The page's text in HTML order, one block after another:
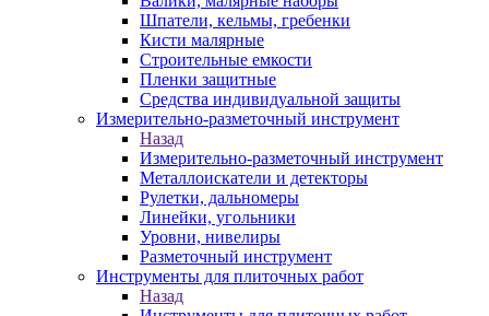
Шпатели, кельмы, гребенки
Кисти малярные
Строительные емкости
Пленки защитные
Средства индивидуальной защиты
Измерительно-разметочный инструмент
Назад
Измерительно-разметочный инструмент
Металлоискатели и детекторы
Рулетки, дальномеры
Линейки, угольники
Уровни, нивелиры
Разметочный инструмент
Инструменты для плиточных работ
Назад